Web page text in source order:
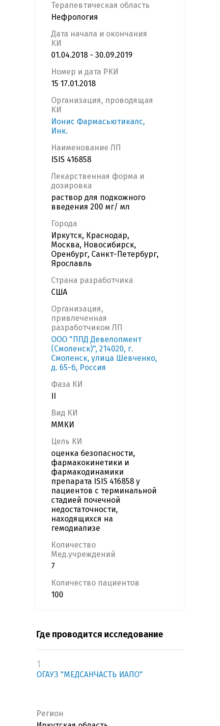
Терапевтическая область
Нефрология
Дата начала и окончания
КИ
01.04.2018 - 30.09.2019
Номер и дата РКИ
15 17.01.2018
Организация, проводящая
КИ
Ионис Фармасьютикалс,
Инк.
Наименование ЛП
ISIS 416858
Лекарственная форма и
дозировка
раствор для подкожного
введения 200 мг/ мл
Города
Иркутск, Краснодар,
Москва, Новосибирск,
Оренбург, Санкт-Петербург,
Ярославль
Страна разработчика
США
Организация,
привлеченная
разработчиком ЛП
ООО "ППД Девелопмент
(Смоленск)", 214020, г.
Смоленск, улица Шевченко,
д. 65-б, Россия
Фаза КИ
Вид КИ
ММКИ
Цель КИ
оценка безопасности,
фармакокинетики и
фармакодинамики
препарата ISIS 416858 у
пациентов с терминальной
стадией почечной
недостаточности,
находящихся на
гемодиализе
Количество
Мед.учреждений
7
Количество пациентов
100
Где проводится исследование
1
ОГАУЗ "МЕДСАНЧАСТЬ ИАПО"
Регион